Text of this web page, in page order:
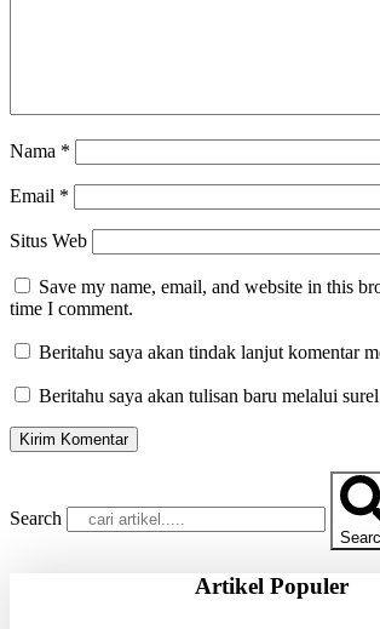
Nama *
Email *
Situs Web
Save my name, email, and website in this
time I comment.
Beritahu saya akan tindak lanjut komentar
Beritahu saya akan tulisan baru melalui
Search
Artikel Populer